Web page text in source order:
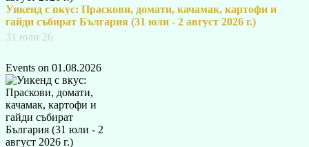
Уикенд с вкус: Праскови, домати, качамак, картофи и
гайди събират България (31 юли - 2 август 2026 г.)
31 юли 26
Events on 01.08.2026